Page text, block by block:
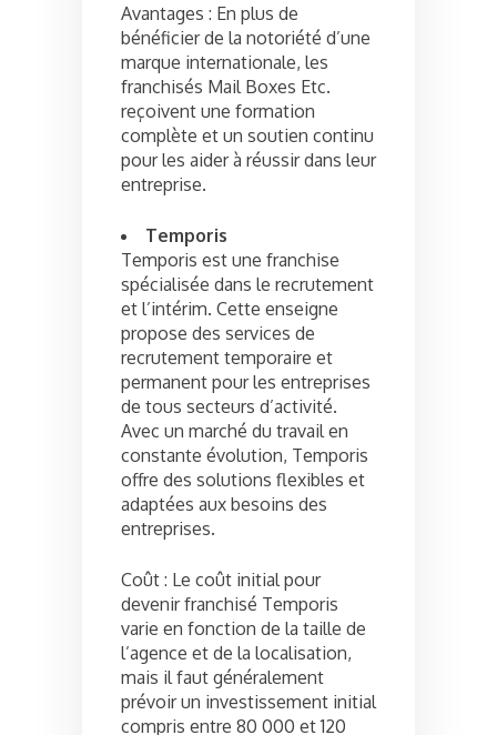
Avantages : En plus de
bénéficier de la notoriété d’une
marque internationale, les
franchisés Mail Boxes Etc.
reçoivent une formation
complète et un soutien continu
pour les aider à réussir dans leur
entreprise.
Temporis
Temporis est une franchise
spécialisée dans le recrutement
et l’intérim. Cette enseigne
propose des services de
recrutement temporaire et
permanent pour les entreprises
de tous secteurs d’activité.
Avec un marché du travail en
constante évolution, Temporis
offre des solutions flexibles et
adaptées aux besoins des
entreprises.
Coût : Le coût initial pour
devenir franchisé Temporis
varie en fonction de la taille de
l’agence et de la localisation,
mais il faut généralement
prévoir un investissement initial
compris entre 80 000 et 120